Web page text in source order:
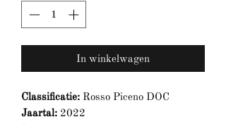
In winkelwagen
Classificatie: Rosso Piceno DOC
Jaartal: 2022